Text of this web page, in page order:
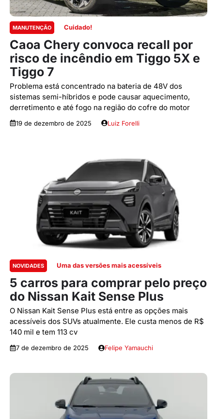
MANUTENÇÃO Cuidado!
Caoa Chery convoca recall por
risco de incêndio em Tiggo 5X e
Tiggo 7
Problema está concentrado na bateria de 48V dos
sistemas semi-híbridos e pode causar aquecimento,
derretimento e até fogo na região do cofre do motor
19 de dezembro de 2025 Luiz Forelli
NOVIDADES Uma das versões mais acessíveis
5 carros para comprar pelo preço
do Nissan Kait Sense Plus
O Nissan Kait Sense Plus está entre as opções mais
acessíveis dos SUVs atualmente. Ele custa menos de R$
140 mil e tem 113 cv
7 de dezembro de 2025 Felipe Yamauchi